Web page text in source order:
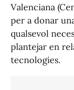
Valenciana
per a donar
qualsevol
plantejar en
tecnologies.